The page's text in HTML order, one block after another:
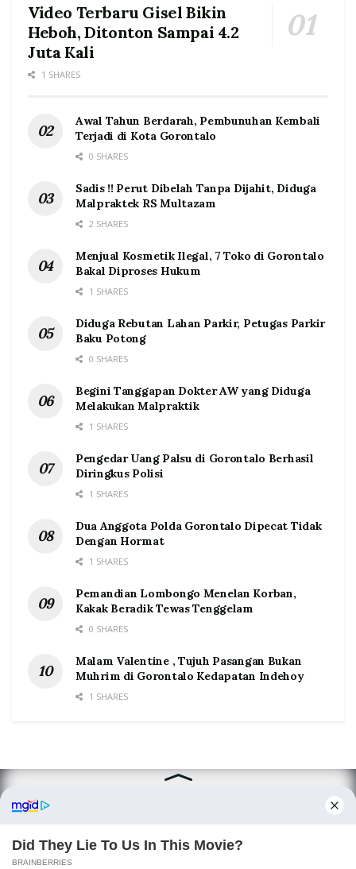
Video Terbaru Gisel Bikin
Heboh, Ditonton Sampai 4.2
Juta Kali
1 SHARES
Awal Tahun Berdarah, Pembunuhan Kembali
Terjadi di Kota Gorontalo
0 SHARES
Sadis !! Perut Dibelah Tanpa Dijahit, Diduga
Malpraktek RS Multazam
2 SHARES
Menjual Kosmetik Ilegal, 7 Toko di Gorontalo
Bakal Diproses Hukum
1 SHARES
Diduga Rebutan Lahan Parkir, Petugas Parkir
Baku Potong
0 SHARES
Begini Tanggapan Dokter AW yang Diduga
Melakukan Malpraktik
1 SHARES
Pengedar Uang Palsu di Gorontalo Berhasil
Diringkus Polisi
1 SHARES
Dua Anggota Polda Gorontalo Dipecat Tidak
Dengan Hormat
1 SHARES
Pemandian Lombongo Menelan Korban,
Kakak Beradik Tewas Tenggelam
0 SHARES
Malam Valentine , Tujuh Pasangan Bukan
Muhrim di Gorontalo Kedapatan Indehoy
1 SHARES
Home Pedoman Media Siber